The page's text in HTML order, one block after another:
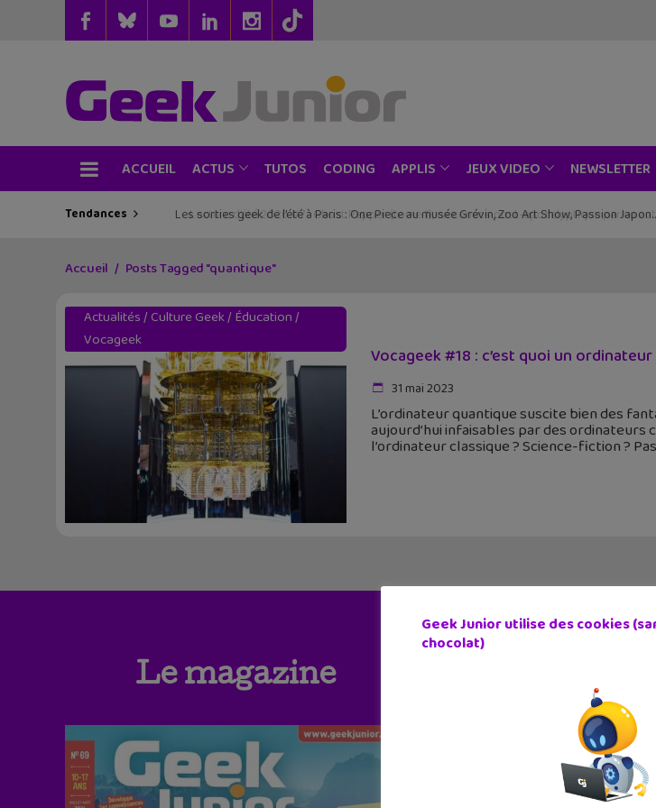
ACCUEIL ACTUS TUTOS CODING APPLIS JEUX VIDEO NEWSLETTER
Tendances Les sorties geek de l’été à Paris : One Piece au musée Grévin, Zoo Art Show, Passion Japon…
Accueil Posts Tagged "quantique"
Actualités/ Culture Geek/ Éducation/
Vocageek
Vocageek #18 : c’est quoi un
31 mai 2023
L’ordinateur quantique suscite bien des
aujourd’hui infaisables par des
l’ordinateur classique ? Science-fiction ?
Le magazine
Geek Junior utilise des cookies
chocolat)